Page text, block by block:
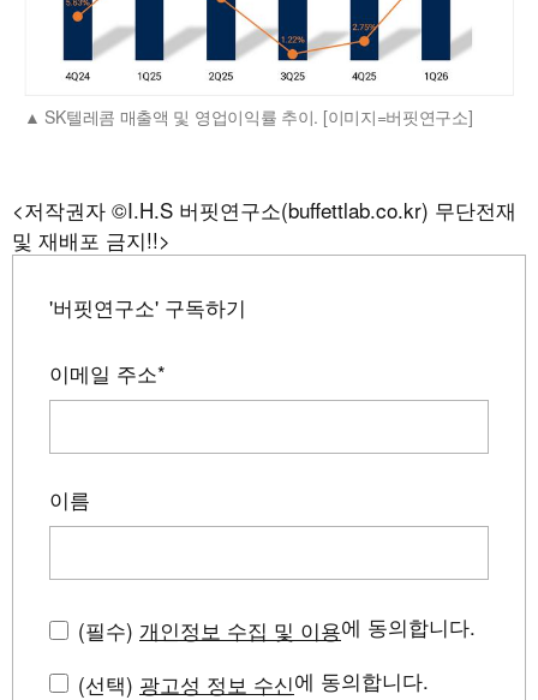
SK텔레콤 매출액 및 영업이익률 추이. [이미지=버핏연구소]
<저작권자 ©I.H.S 버핏연구소(buffettlab.co.kr) 무단전재
및 재배포 금지!!>
'버핏연구소' 구독하기
이메일 주소*
이름
(필수) 개인정보 수집 및 이용에 동의합니다.
(선택) 광고성 정보 수신에 동의합니다.